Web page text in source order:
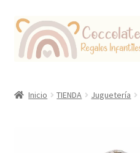
Ir
la
Ir
contenido
Inicio TIENDA Juguetería